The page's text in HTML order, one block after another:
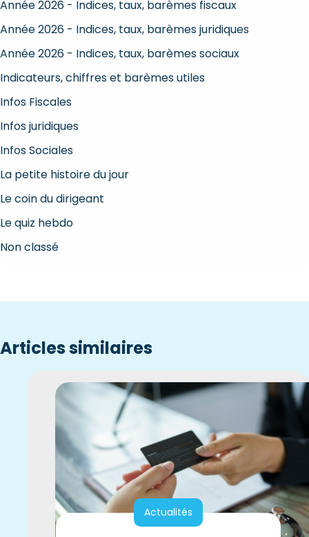
Année 2026 - Indices, taux, barèmes fiscaux
Année 2026 - Indices, taux, barèmes juridiques
Année 2026 - Indices, taux, barèmes sociaux
Indicateurs, chiffres et barèmes utiles
Infos Fiscales
Infos juridiques
Infos Sociales
La petite histoire du jour
Le coin du dirigeant
Le quiz hebdo
Non classé
Articles similaires
Actualités